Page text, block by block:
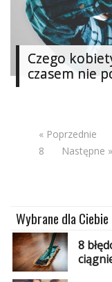
Czego
czasem nie
« Poprzednie
8
Następne »
Wybrane dla Ciebie
8